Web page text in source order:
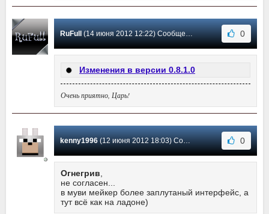
RuFull (14 июня 2012 12:22) Сообщение #11 0
Изменения в версии 0.8.1.0
Очень приятно, Царь!
kenny1996(12 июня 2012 18:03) Сообщение #10 0
Огнегрив,
не согласен...
в муви мейкер более заплутаный интерфейс, а
тут всё как на ладоне)